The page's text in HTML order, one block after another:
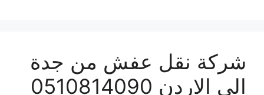
شركة نقل عفش من جدة
الى الاردن 0510814090